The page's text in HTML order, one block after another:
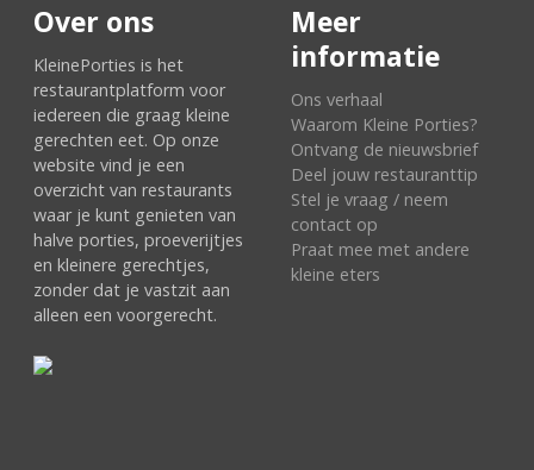
Over ons
KleinePorties is het
restaurantplatform voor
iedereen die graag kleine
gerechten eet. Op onze
website vind je een
overzicht van restaurants
waar je kunt genieten van
halve porties, proeverijtjes
en kleinere gerechtjes,
zonder dat je vastzit aan
alleen een voorgerecht.
Meer
informatie
Ons verhaal
Waarom Kleine Porties?
Ontvang de nieuwsbrief
Deel jouw restauranttip
Stel je vraag / neem
contact op
Praat mee met andere
kleine eters